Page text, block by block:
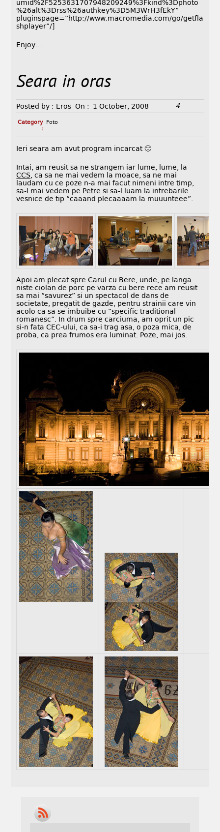
umid%2F5253631707948209249%3Fkind%3Dphoto
%26alt%3Drss%26authkey%3D5M3WrH3fEkY”
pluginspage=”http://www.macromedia.com/go/getfla
shplayer”/]
Enjoy…
Seara in oras
Posted by : Eros On : 1 October, 2008 4
Category
:
Foto
Ieri seara am avut program incarcat 🙂
Intai, am reusit sa ne strangem iar lume, lume, la
CCS , ca sa ne mai vedem la moace, sa ne mai
laudam cu ce poze n-a mai facut nimeni intre timp,
sa-l mai vedem pe Petre si sa-l luam la intrebarile
vesnice de tip “caaand plecaaaam la muuunteee”.
Apoi am plecat spre Carul cu Bere, unde, pe langa
niste ciolan de porc pe varza cu bere rece am reusit
sa mai “savurez” si un spectacol de dans de
societate, pregatit de gazde, pentru strainii care vin
acolo ca sa se imbuibe cu “specific traditional
romanesc”. In drum spre carciuma, am oprit un pic
si-n fata CEC-ului, ca sa-i trag asa, o poza mica, de
proba, ca prea frumos era luminat. Poze, mai jos.